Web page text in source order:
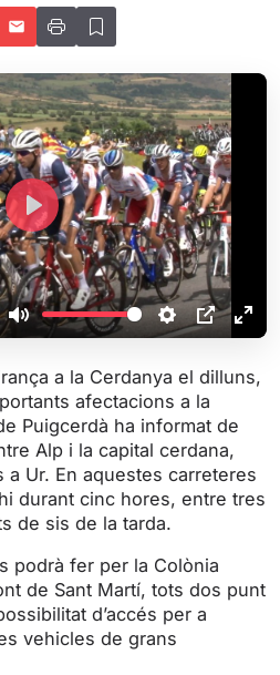
M
t
e
S
t
t
i
n
g
s
P
I
P
E
f
u
s
P
l
a
y
a la Cerdanya el dilluns,
afectacions a la
Puigcerdà ha informat de
Alp i la capital cerdana,
a Ur. En aquestes carreteres
durant cinc hores, entre tres
de sis de la tarda.
podrà fer per la Colònia
de Sant Martí, tots dos punt
d’accés per a
vehicles de grans